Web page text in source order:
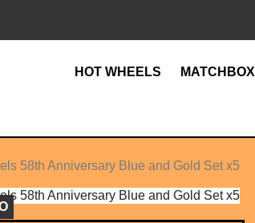
HOT WHEELS MATCHBOX
58th Anniversary Blue and Gold Set x5